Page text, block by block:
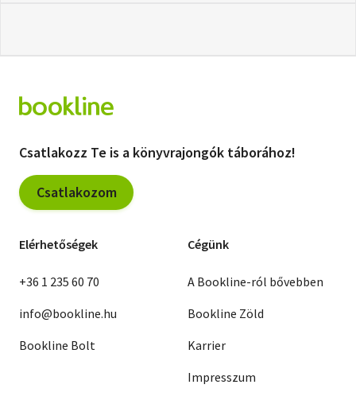
Csatlakozz Te is a könyvrajongók táborához!
Csatlakozom
Elérhetőségek
+36 1 235 60 70
info@bookline.hu
Bookline Bolt
Cégünk
A Bookline-ról bővebben
Bookline Zöld
Karrier
Impresszum